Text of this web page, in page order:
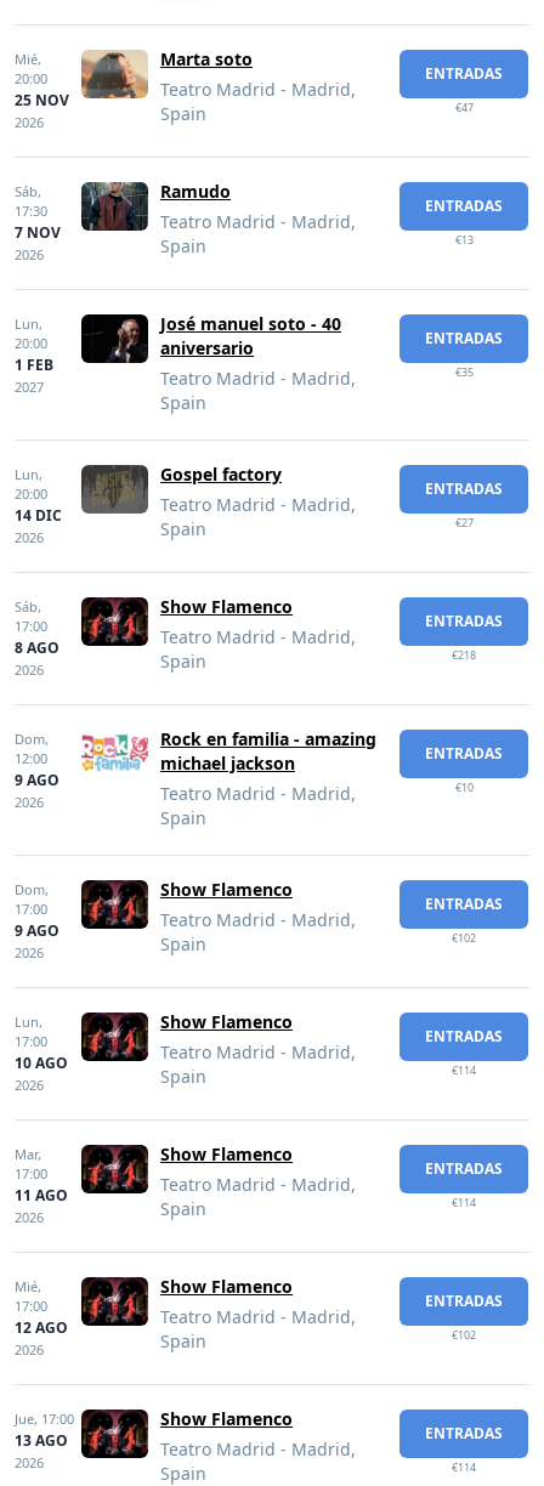
Mié,
20:00
25 NOV
2026
Marta soto
Teatro Madrid - Madrid,
Spain
ENTRADAS
€47
Sáb,
17:30
7 NOV
2026
Ramudo
Teatro Madrid - Madrid,
Spain
ENTRADAS
€13
Lun,
20:00
1 FEB
2027
José manuel soto - 40
aniversario
Teatro Madrid - Madrid,
Spain
ENTRADAS
€35
Lun,
20:00
14 DIC
2026
Gospel factory
Teatro Madrid - Madrid,
Spain
ENTRADAS
€27
Sáb,
17:00
8 AGO
2026
Show Flamenco
Teatro Madrid - Madrid,
Spain
ENTRADAS
€218
Dom,
12:00
9 AGO
2026
Rock en familia - amazing
michael jackson
Teatro Madrid - Madrid,
Spain
ENTRADAS
€10
Dom,
17:00
9 AGO
2026
Show Flamenco
Teatro Madrid - Madrid,
Spain
ENTRADAS
€102
Lun,
17:00
10 AGO
2026
Show Flamenco
Teatro Madrid - Madrid,
Spain
ENTRADAS
€114
Mar,
17:00
11 AGO
2026
Show Flamenco
Teatro Madrid - Madrid,
Spain
ENTRADAS
€114
Mié,
17:00
12 AGO
2026
Show Flamenco
Teatro Madrid - Madrid,
Spain
ENTRADAS
€102
Jue, 17:00
13 AGO
2026
Show Flamenco
Teatro Madrid - Madrid,
Spain
ENTRADAS
€114